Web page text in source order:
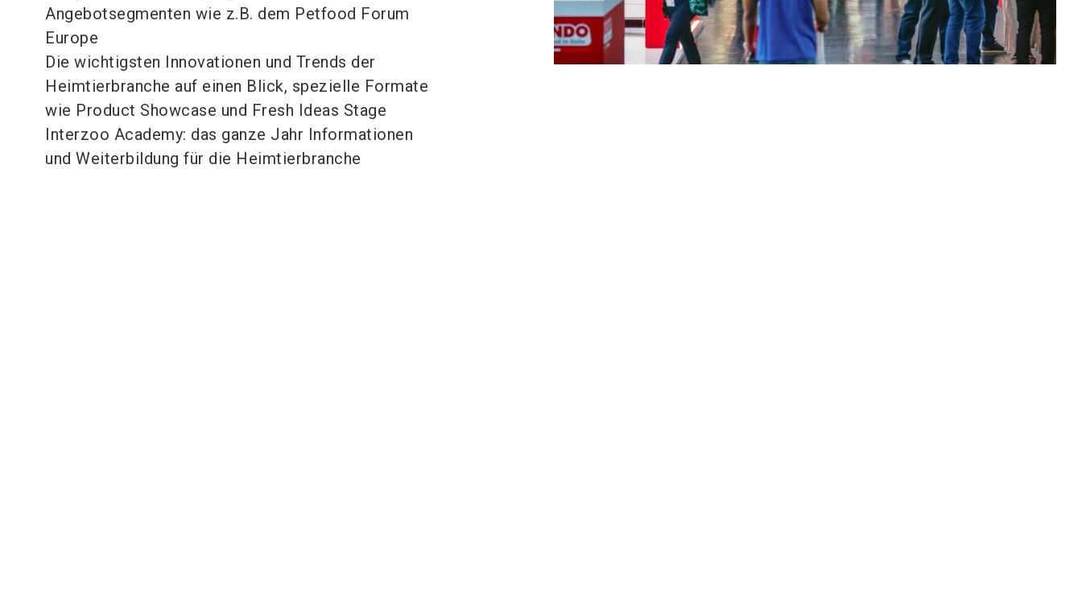
Angebotsegmenten wie z.B. dem Petfood Forum
Europe
Die wichtigsten Innovationen und Trends der
Heimtierbranche auf einen Blick, spezielle Formate
wie Product Showcase und Fresh Ideas Stage
Interzoo Academy: das ganze Jahr Informationen
und Weiterbildung für die Heimtierbranche